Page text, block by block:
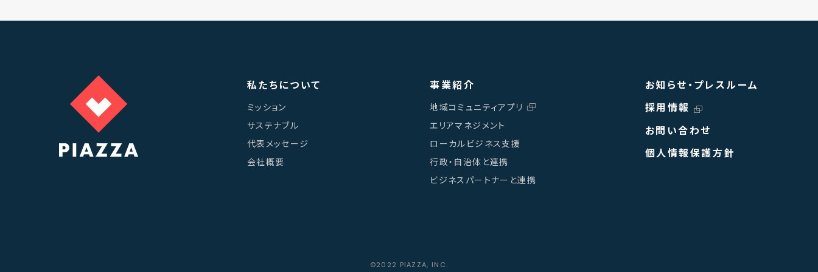
私たちについて
ミッション
サステナブル
代表メッセージ
会社概要
事業紹介
地域コミュニティアプリ
エリアマネジメント
ローカルビジネス支援
行政・自治体と連携
ビジネスパートナーと連携
お知らせ・プレスルーム
採用情報
お問い合わせ
個人情報保護方針
©︎2022 PIAZZA, INC.